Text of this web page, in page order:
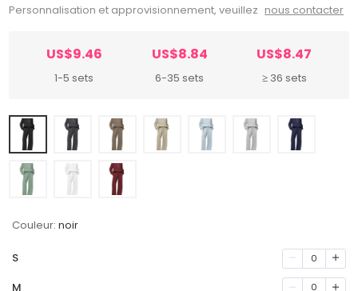
Personnalisation et approvisionnement, veuillez nous contacter
US$9.46
1-5 sets
US$8.84
6-35 sets
US$8.47
≥ 36 sets
Couleur: noir
S 0
M 0